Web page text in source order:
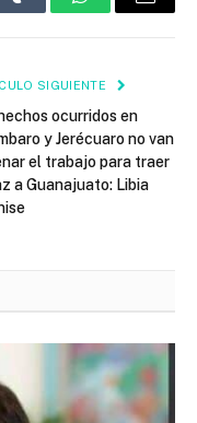
Tumblr WhatsAppEmail
SIGUIENTE
ocurridos en
y Jerécuaro no van
el trabajo para traer
a Guanajuato: Libia